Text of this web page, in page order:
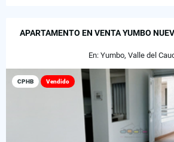
APARTAMENTO EN VENTA YUMBO
En: Yumbo, Valle del
CPHB Vendido